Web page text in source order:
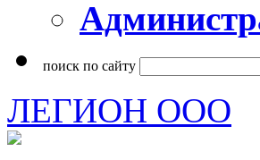
поиск по сайту
ЛЕГИОН ООО